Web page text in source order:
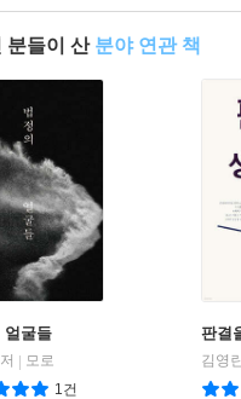
분들이 산 분야 연관 책
얼굴들
모로
1건
판결
김영